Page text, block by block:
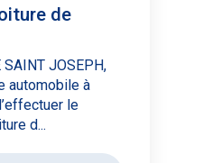
de
SAINT JOSEPH,
automobile à
le
d...